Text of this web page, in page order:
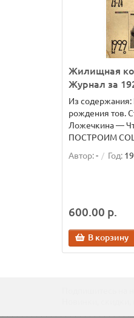
Жилищная
Журнал за
Из
рождения тов.
Ложечкина —
ПОСТРОИМ
Автор:- Год:
600.00 р.
В корзину